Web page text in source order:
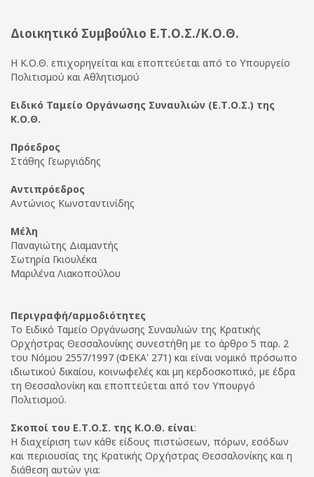
Διοικητικό Συμβούλιο Ε.Τ.Ο.Σ./Κ.Ο.Θ.
Η Κ.Ο.Θ. επιχορηγείται και εποπτεύεται από το Υπουργείο
Πολιτισμού και Αθλητισμού
Ειδικό Ταμείο Οργάνωσης Συναυλιών (Ε.Τ.Ο.Σ.) της
Κ.Ο.Θ.
Πρόεδρος
Στάθης Γεωργιάδης
Αντιπρόεδρος
Αντώνιος Κωνσταντινίδης
Μέλη
Παναγιώτης Διαμαντής
Σωτηρία Γκιουλέκα
Μαριλένα Λιακοπούλου
Περιγραφή/αρμοδιότητες
Το Ειδικό Ταμείο Οργάνωσης Συναυλιών της Κρατικής
Ορχήστρας Θεσσαλονίκης συνεστήθη µε το άρθρο 5 παρ. 2
του Νόμου 2557/1997 (ΦΕΚΑ' 271) και είναι νομικό πρόσωπο
ιδιωτικού δικαίου, κοινωφελές και µη κερδοσκοπικό, µε έδρα
τη Θεσσαλονίκη και εποπτεύεται από τον Υπουργό
Πολιτισμού.
Σκοποί του Ε.Τ.Ο.Σ. της Κ.Ο.Θ. είναι:
Η διαχείριση των κάθε είδους πιστώσεων, πόρων, εσόδων
και περιουσίας της Κρατικής Ορχήστρας Θεσσαλονίκης και η
διάθεση αυτών για: